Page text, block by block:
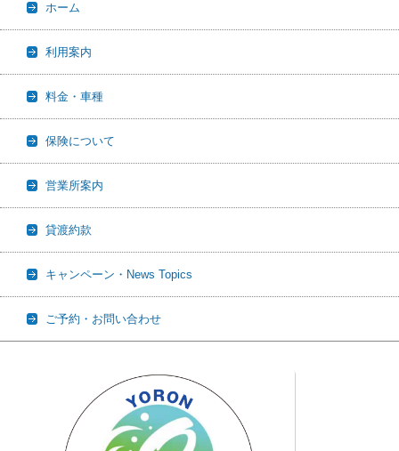
ホーム
利用案内
料金・車種
保険について
営業所案内
貸渡約款
キャンペーン・News Topics
ご予約・お問い合わせ